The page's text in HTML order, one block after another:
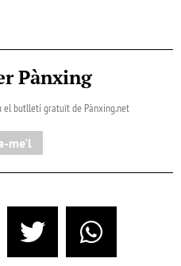
Pànxing
el butlletí gratuït de Pànxing.net​
me'l